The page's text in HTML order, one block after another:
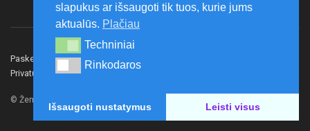
Paskelbk naujieną Rašyti redakcijai
Privatumo politika
© Žemaitijos gidas.
slapukus ar išsaugoti tik tuos, kurie jums
aktualūs. Plačiau
Techniniai
Techniniai
Rinkodaros
Rinkodaros
Išsaugoti nustatymus Leisti visus